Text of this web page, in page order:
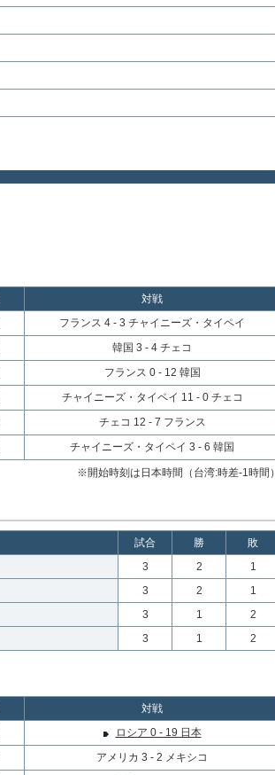
対戦
フランス 4 - 3 チャイニーズ・タイペイ
韓国 3 - 4 チェコ
フランス 0 - 12 韓国
チャイニーズ・タイペイ 11 - 0 チェコ
チェコ 12 - 7 フランス
チャイニーズ・タイペイ 3 - 6 韓国
※開始時刻は日本時間（台湾:時差-1時間）
試合 勝
敗
3 2
1
3 2
1
3 1
2
3 1 2
対戦
ロシア 0 - 19 日本
アメリカ 3 - 2 メキシコ